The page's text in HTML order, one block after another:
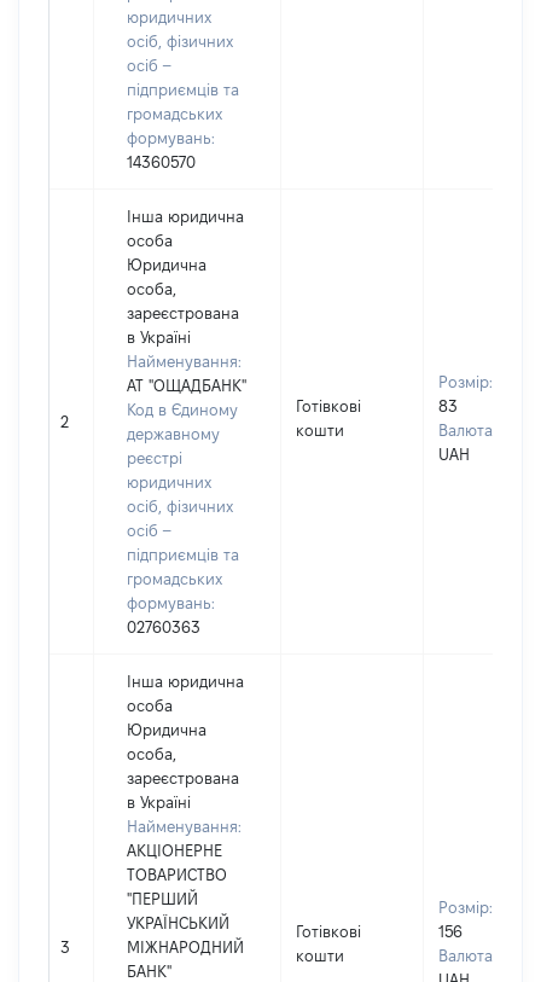
юридичних
осіб, фізичних
осіб –
підприємців та
громадських
формувань:
14360570
2
Інша юридична
особа
Юридична
особа,
зареєстрована
в Україні
Найменування:
АТ "ОЩАДБАНК"
Код в Єдиному
державному
реєстрі
юридичних
осіб, фізичних
осіб –
підприємців та
громадських
формувань:
02760363
Готівкові
кошти
Розмір:
83
Валюта:
UAH
3
Інша юридична
особа
Юридична
особа,
зареєстрована
в Україні
Найменування:
АКЦІОНЕРНЕ
ТОВАРИСТВО
"ПЕРШИЙ
УКРАЇНСЬКИЙ
МІЖНАРОДНИЙ
БАНК"
Готівкові
кошти
Розмір:
156
Валюта: